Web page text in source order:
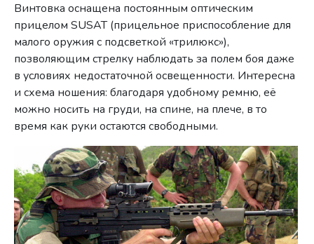
Винтовка оснащена постоянным оптическим
прицелом SUSAT (прицельное приспособление для
малого оружия с подсветкой «трилюкс»),
позволяющим стрелку наблюдать за полем боя даже
в условиях недостаточной освещенности. Интересна
и схема ношения: благодаря удобному ремню, её
можно носить на груди, на спине, на плече, в то
время как руки остаются свободными.